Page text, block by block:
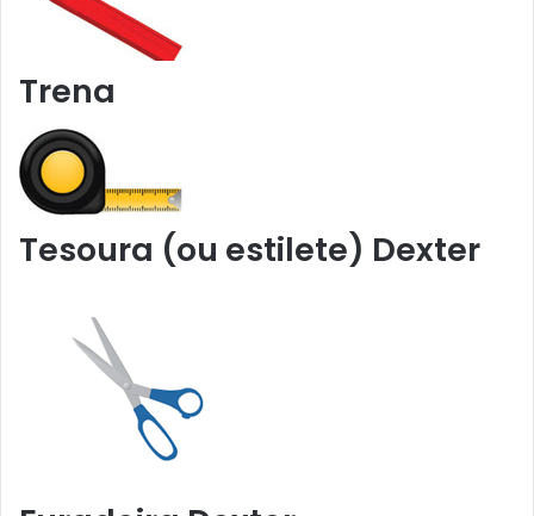
Trena
Tesoura (ou estilete) Dexter